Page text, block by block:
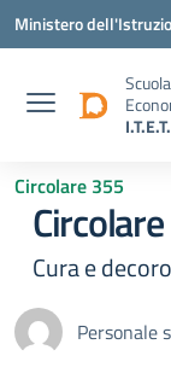
Vai ai contenuti
Vai al menu di
Vai al footer
Ministero
Circolare 355
Cura e
Personale